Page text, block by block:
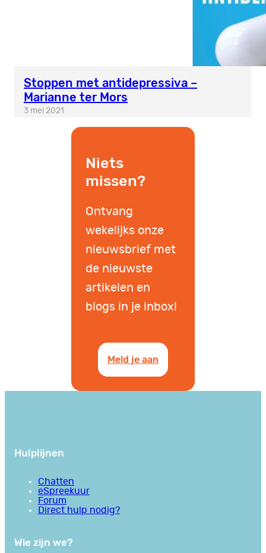
Stoppen met antidepressiva –
Marianne ter Mors
3 mei 2021
Niets
missen?
Ontvang
wekelijks onze
nieuwsbrief met
de nieuwste
artikelen en
blogs in je inbox!
Meld je aan
Hulplijnen
Chatten
eSpreekuur
Forum
Direct hulp nodig?
Wie zijn we?